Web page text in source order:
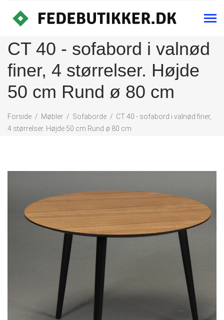
CT 40 - sofabord i valnød
finer, 4 størrelser. Højde
50 cm Rund ø 80 cm
Forside Møbler Sofaborde
CT 40 - sofabord i valnød finer,
4 størrelser. Højde 50 cm Rund ø 80 cm